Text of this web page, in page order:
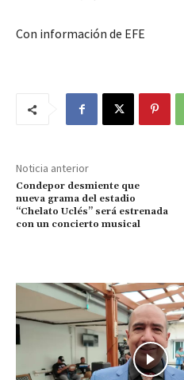
Con información de EFE
Noticia anterior
Condepor desmiente que
nueva grama del estadio
“Chelato Uclés” será estrenada
con un concierto musical